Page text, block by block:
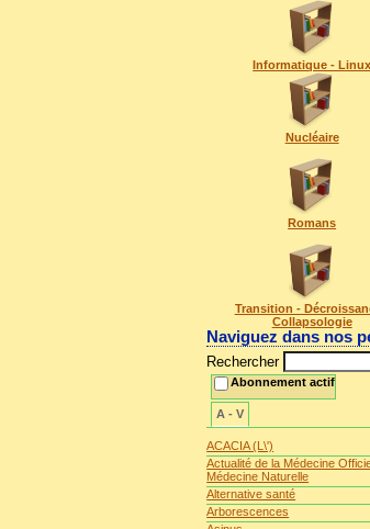
Informatique - Linux
Nucléaire
Romans
Transition -
Collapsologie
Naviguez dans nos
Rechercher
Abonnement actif
A - V
ACACIA (L\')
Actualité de la Médecine
Médecine Naturelle
Alternative santé
Arborescences